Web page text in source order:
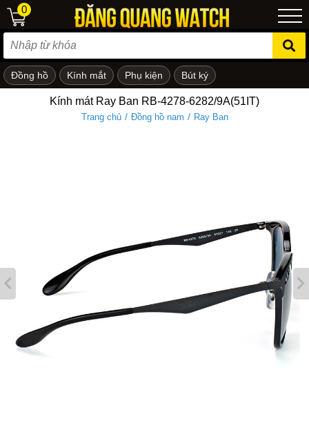
em
0
Đồng hồ Kính mắt Phụ kiện Bút ký
Kính mát Ray Ban RB-4278-6282/9A(51IT)
Trang chủ / Đồng hồ nam / Ray Ban